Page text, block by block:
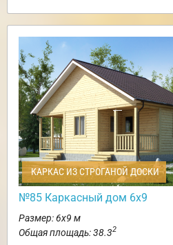
КАРКАС ИЗ СТРОГАНОЙ ДОСКИ
№85 Каркасный дом 6х9
Размер: 6х9 м
Общая площадь: 38.32